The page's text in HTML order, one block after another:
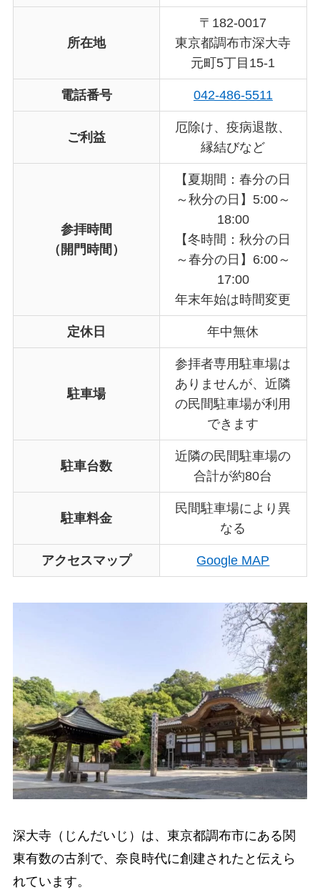
所在地
〒182-0017
東京都調布市深大寺
元町5丁目15-1
電話番号 042-486-5511
ご利益
厄除け、疫病退散、
縁結びなど
参拝時間
（開門時間）
【夏期間：春分の日
～秋分の日】5:00～
18:00
【冬時間：秋分の日
～春分の日】6:00～
17:00
年末年始は時間変更
定休日 年中無休
駐車場
参拝者専用駐車場は
ありませんが、近隣
の民間駐車場が利用
できます
駐車台数
近隣の民間駐車場の
合計が約80台
駐車料金
民間駐車場により異
なる
アクセスマップ Google MAP
深大寺（じんだいじ）は、東京都調布市にある関
東有数の古刹で、奈良時代に創建されたと伝えら
れています。